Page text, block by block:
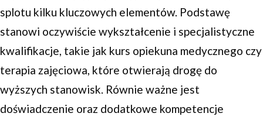
splotu kilku kluczowych elementów. Podstawę
stanowi oczywiście wykształcenie i specjalistyczne
kwalifikacje, takie jak kurs opiekuna medycznego czy
terapia zajęciowa, które otwierają drogę do
wyższych stanowisk. Równie ważne jest
doświadczenie oraz dodatkowe kompetencje